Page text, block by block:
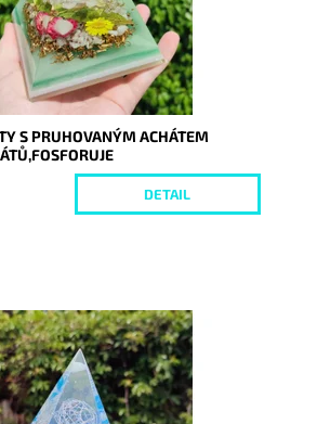
S PRUHOVANÝM ACHÁTEM
DETAIL